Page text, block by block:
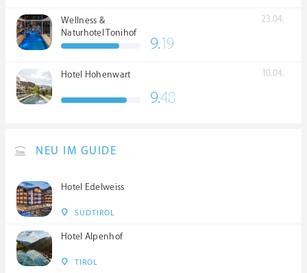
Wellness &
Naturhotel Tonihof
****S
23.04.
9.19
Hotel Hohenwart 10.04.
9.48
NEU IM GUIDE
Hotel Edelweiss
SÜDTIROL
Hotel Alpenhof
TIROL